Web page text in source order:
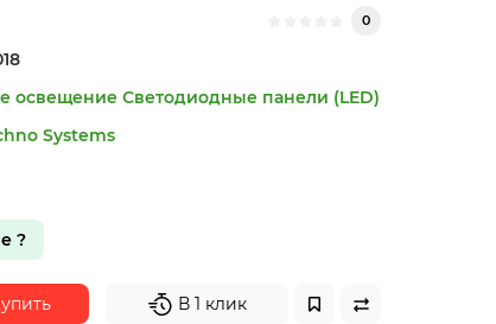
0
освещение Светодиодные панели (LED)
Systems
?
В 1 клик